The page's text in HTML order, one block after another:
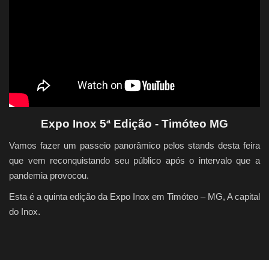
Fale Conosco
Expo Inox 5ª Edição - Timóteo MG
Vamos fazer um passeio panorâmico pelos stands desta feira
que vem reconquistando seu público após o intervalo que a
pandemia provocou.
Esta é a quinta edição da Expo Inox em Timóteo – MG, A capital
do Inox.